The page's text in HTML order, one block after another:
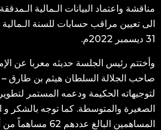
الى تعيين مراقب حسابات للسنة الـمالية
31 ديسمبر 2022م.
وأختتم رئيس الجلسة حديثه معربا عن
صاحب الجلالة السلطان هيثم بن طارق –
لتوجيهاته الحكيمة ودعمه المستمر
الصغيرة والمتوسطة. كما توجه بالشكر و
المساهمين البالغ